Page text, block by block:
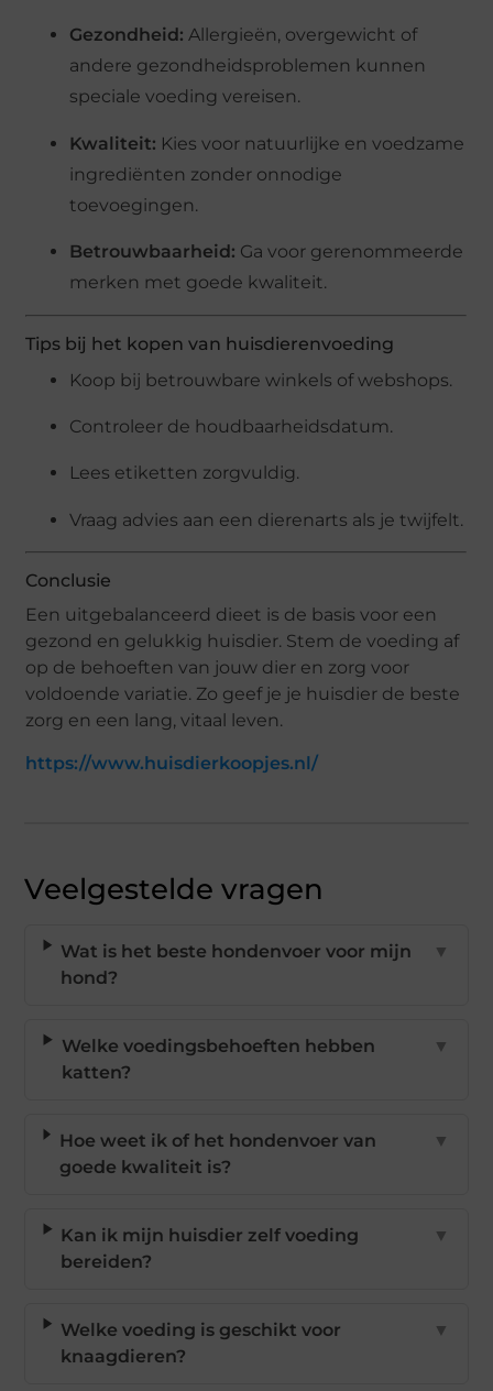
Gezondheid: Allergieën, overgewicht of
andere gezondheidsproblemen kunnen
speciale voeding vereisen.
Kwaliteit: Kies voor natuurlijke en voedzame
ingrediënten zonder onnodige
toevoegingen.
Betrouwbaarheid: Ga voor gerenommeerde
merken met goede kwaliteit.
Tips bij het kopen van huisdierenvoeding
Koop bij betrouwbare winkels of webshops.
Controleer de houdbaarheidsdatum.
Lees etiketten zorgvuldig.
Vraag advies aan een dierenarts als je twijfelt.
Conclusie
Een uitgebalanceerd dieet is de basis voor een
gezond en gelukkig huisdier. Stem de voeding af
op de behoeften van jouw dier en zorg voor
voldoende variatie. Zo geef je je huisdier de beste
zorg en een lang, vitaal leven.
https://www.huisdierkoopjes.nl/
Veelgestelde vragen
Wat is het beste hondenvoer voor mijn
hond?
▼
Welke voedingsbehoeften hebben
katten?
▼
Hoe weet ik of het hondenvoer van
goede kwaliteit is?
▼
Kan ik mijn huisdier zelf voeding
bereiden?
▼
Welke voeding is geschikt voor
knaagdieren?
▼